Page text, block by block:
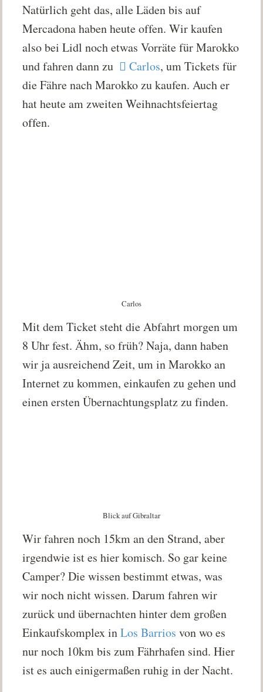
Natürlich geht das, alle Läden bis auf
Mercadona haben heute offen. Wir kaufen
also bei Lidl noch etwas Vorräte für Marokko
und fahren dann zu
Carlos, um Tickets für
die Fähre nach Marokko zu kaufen. Auch er
hat heute am zweiten Weihnachtsfeiertag
offen.
Carlos
Mit dem Ticket steht die Abfahrt morgen um
8 Uhr fest. Ähm, so früh? Naja, dann haben
wir ja ausreichend Zeit, um in Marokko an
Internet zu kommen, einkaufen zu gehen und
einen ersten Übernachtungsplatz zu finden.
Blick auf Gibraltar
Wir fahren noch 15km an den Strand, aber
irgendwie ist es hier komisch. So gar keine
Camper? Die wissen bestimmt etwas, was
wir noch nicht wissen. Darum fahren wir
zurück und übernachten hinter dem großen
Einkaufskomplex inLos Barrios von wo es
nur noch 10km bis zum Fährhafen sind. Hier
ist es auch einigermaßen ruhig in der Nacht.